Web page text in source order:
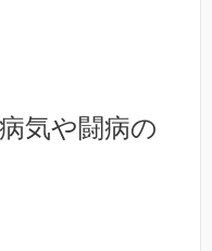
気や闘病の